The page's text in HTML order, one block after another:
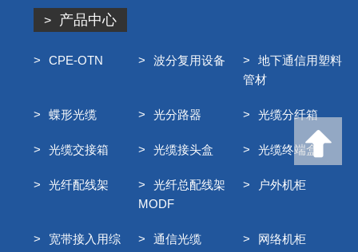
产品中心
CPE-OTN 波分复用设备
地下通信用塑料
管材
蝶形光缆 光分路器 光缆分纤箱
光缆交接箱 光缆接头盒 光缆终端盒
光纤配线架
光纤总配线架
MODF
户外机柜
宽带接入用综
通信光缆 网络机柜